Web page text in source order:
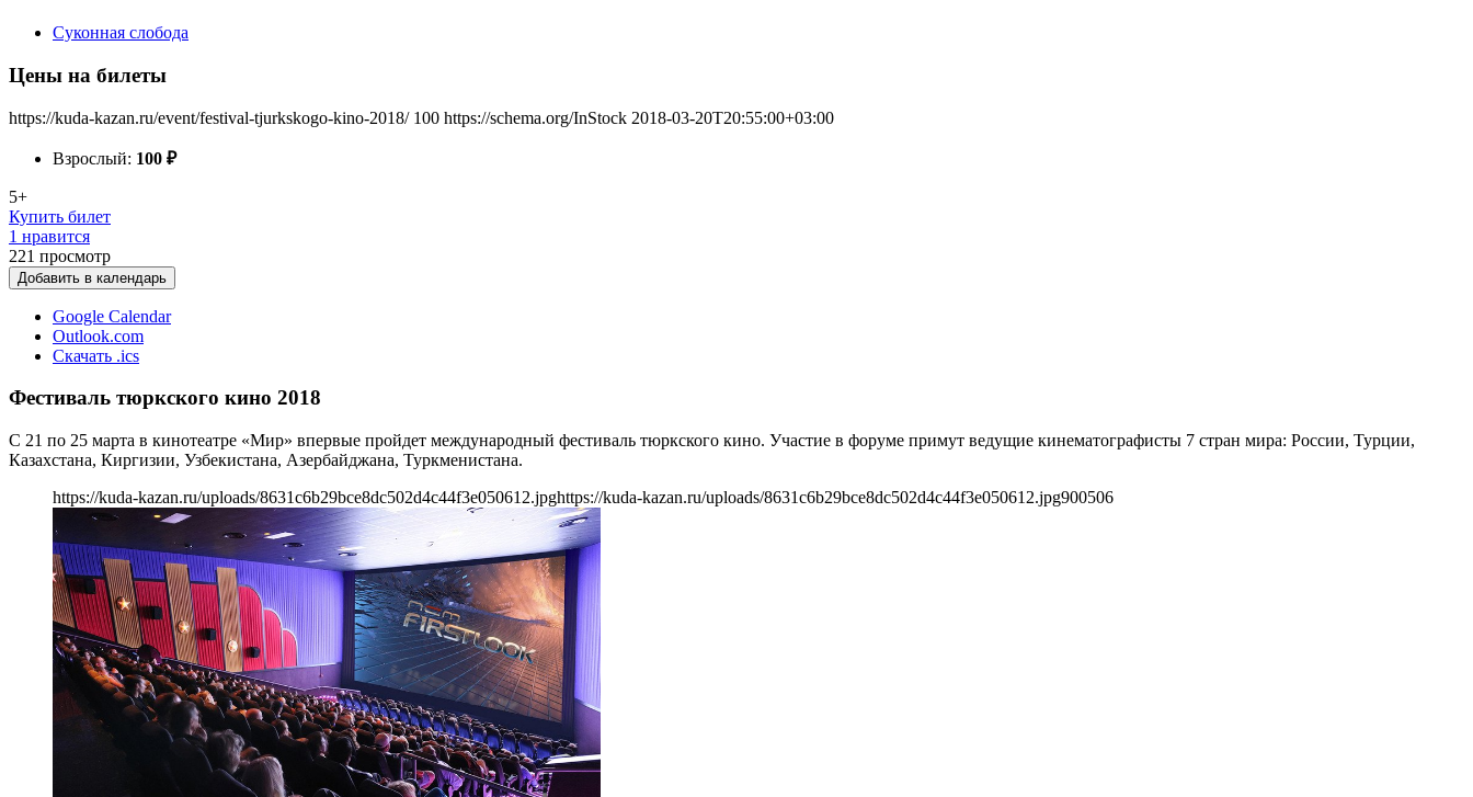
Суконная слобода
Цены на билеты
https://kuda-kazan.ru/event/festival-tjurkskogo-kino-2018/ 100 https://schema.org/InStock 2018-03-20T20:55:00+03:00
Взрослый: 100 ₽
5+
Купить билет
1 нравится
221 просмотр
Добавить в календарь
Google Calendar
Outlook.com
Скачать .ics
Фестиваль тюркского кино 2018
С 21 по 25 марта в кинотеатре «Мир» впервые пройдет международный фестиваль тюркского кино. Участие в форуме примут ведущие кинематографисты 7 стран мира: России, Турции,
Казахстана, Киргизии, Узбекистана, Азербайджана, Туркменистана.
https://kuda-kazan.ru/uploads/8631c6b29bce8dc502d4c44f3e050612.jpghttps://kuda-kazan.ru/uploads/8631c6b29bce8dc502d4c44f3e050612.jpg900506